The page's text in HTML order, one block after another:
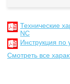
Технические
NC
Инструкция по
Смотреть все